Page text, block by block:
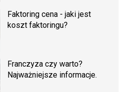
Faktoring cena - jaki jest
koszt faktoringu?
Franczyza czy warto?
Najważniejsze informacje.